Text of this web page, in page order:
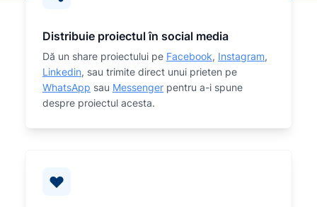
Distribuie proiectul în social media
Dă un share proiectului pe Facebook, Instagram,
Linkedin, sau trimite direct unui prieten pe
WhatsApp sau Messenger pentru a-i spune
despre proiectul acesta.